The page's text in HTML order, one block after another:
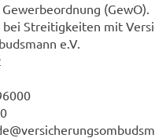
(GewO).
bei Streitigkeiten mit
e.V.